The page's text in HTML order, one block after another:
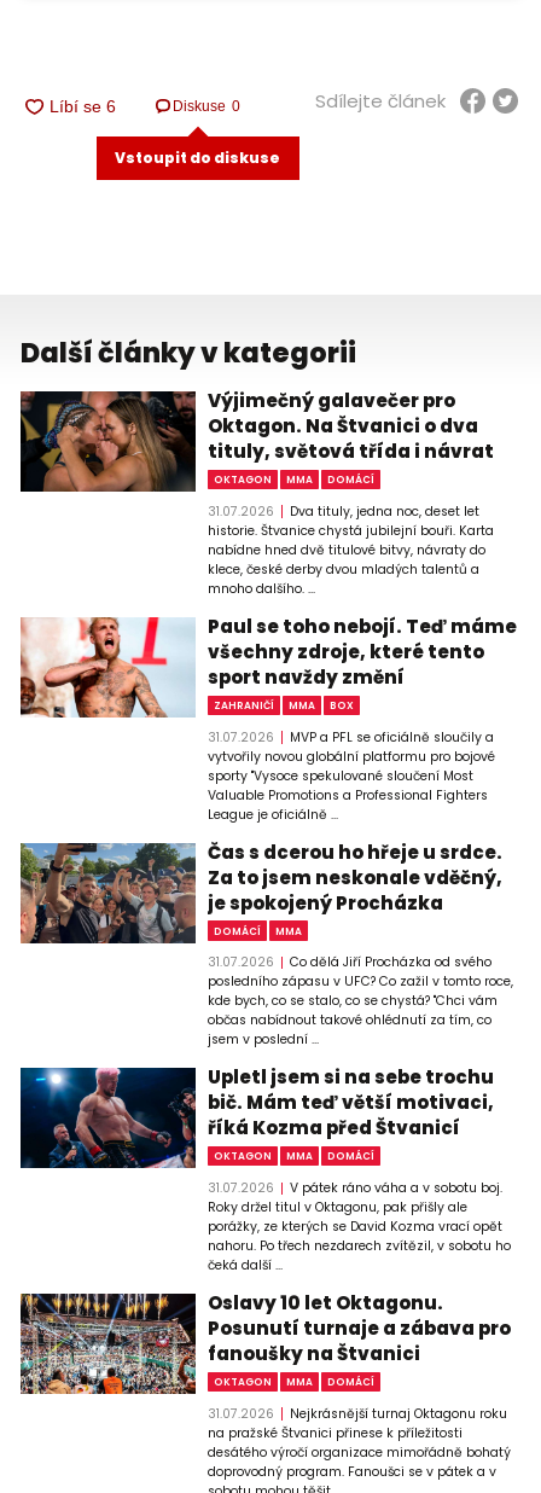
Diskuse 0
Vstoupit do diskuse
Sdílejte článek
Další články v kategorii
Výjimečný galavečer pro
Oktagon. Na Štvanici o dva
tituly, světová třída i návrat
OKTAGON MMA DOMÁCÍ
31.07.2026
Dva tituly, jedna noc, deset let
historie. Štvanice chystá jubilejní bouři. Karta
nabídne hned dvě titulové bitvy, návraty do
klece, české derby dvou mladých talentů a
mnoho dalšího. ...
Paul se toho nebojí. Teď máme
všechny zdroje, které tento
sport navždy změní
ZAHRANIČÍ MMA BOX
31.07.2026
MVP a PFL se oficiálně sloučily a
vytvořily novou globální platformu pro bojové
sporty "Vysoce spekulované sloučení Most
Valuable Promotions a Professional Fighters
League je oficiálně ...
Čas s dcerou ho hřeje u srdce.
Za to jsem neskonale vděčný,
je spokojený Procházka
DOMÁCÍ MMA
31.07.2026
Co dělá Jiří Procházka od svého
posledního zápasu v UFC? Co zažil v tomto roce,
kde bych, co se stalo, co se chystá? "Chci vám
občas nabídnout takové ohlédnutí za tím, co
jsem v poslední ...
Upletl jsem si na sebe trochu
bič. Mám teď větší motivaci,
říká Kozma před Štvanicí
OKTAGON MMA DOMÁCÍ
31.07.2026
V pátek ráno váha a v sobotu boj.
Roky držel titul v Oktagonu, pak přišly ale
porážky, ze kterých se David Kozma vrací opět
nahoru. Po třech nezdarech zvítězil, v sobotu ho
čeká další ...
Oslavy 10 let Oktagonu.
Posunutí turnaje a zábava pro
fanoušky na Štvanici
OKTAGON MMA DOMÁCÍ
31.07.2026
Nejkrásnější turnaj Oktagonu roku
na pražské Štvanici přinese k příležitosti
desátého výročí organizace mimořádně bohatý
doprovodný program. Fanoušci se v pátek a v